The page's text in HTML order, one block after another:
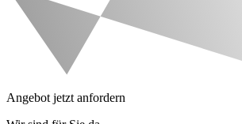
Angebot jetzt anfordern